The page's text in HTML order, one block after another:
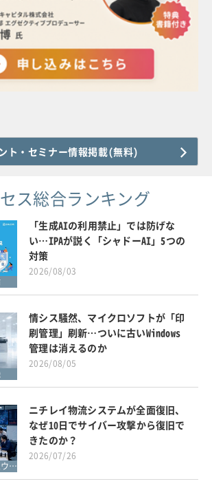
ト・セミナー情報掲載(無料)
ス総合ランキング
「生成AIの利用禁止」では防げな
い…IPAが説く「シャドーAI」5つの
対策
2026/08/03
情シス騒然、マイクロソフトが「印
刷管理」刷新…ついに古いWindows
管理は消えるのか
2026/08/05
標的型攻撃・ランサムウェア対策
ニチレイ物流システムが全面復旧、
なぜ10日でサイバー攻撃から復旧で
きたのか？
2026/07/26